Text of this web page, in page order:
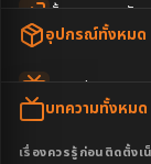
เน็ตบ้าน Super
เน็ตบ้าน 2Gbps
ขั้นตอนการสมัคร
อุปกรณ์ทั้งหมด
AIS Play Box
บทความ
บทความทั้งหมด
เรื่องควรรู้ก่อนติดตั้งเ
ข่าวสาร